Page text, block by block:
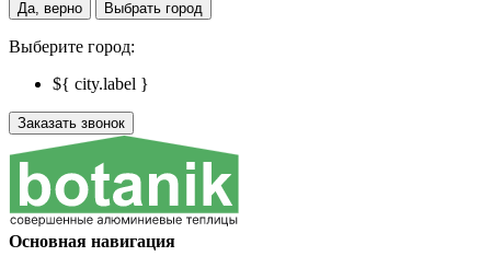
Да, верно Выбрать город
Выберите город:
${ city.label }
Заказать звонок
Основная навигация